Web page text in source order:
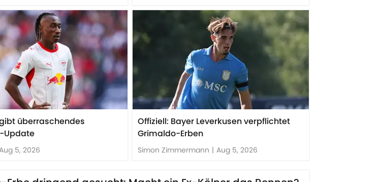
gibt überraschendes
Update
5, 2026
Offiziell: Bayer Leverkusen verpflichtet
Grimaldo-Erben
Simon Zimmermann | Aug 5, 2026